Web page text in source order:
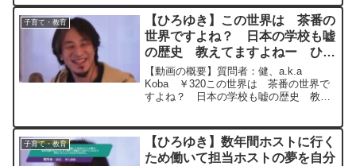
は2年までです。3年育休を取得して子ど
もと過ごす時間...
子育て・教育
【ひろゆき】この世界は 茶番の
世界ですよね？ 日本の学校も嘘
の歴史 教えてますよねー ひろ
ゆき切り抜き 20231018
【動画の概要】質問者：健、a.k.a
Koba ￥320この世界は 茶番の世界で
すよね？ 日本の学校も嘘の歴史 教え
2023/10/18 W21 ひろゆきさんの
動...
子育て・教育
【ひろゆき】数年間ホストに行く
ため働いて担当ホストの夢を自分